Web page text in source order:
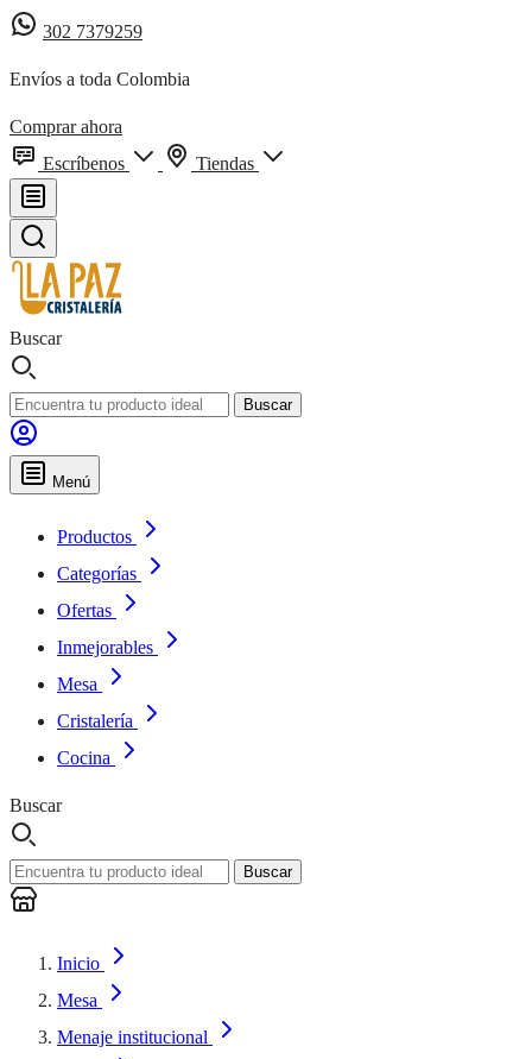
302 7379259
Envíos a toda Colombia
Comprar ahora
Escríbenos
Tiendas
Buscar
Buscar
Menú
Productos
Categorías
Ofertas
Inmejorables
Mesa
Cristalería
Cocina
Buscar
Buscar
Inicio
Mesa
Menaje institucional